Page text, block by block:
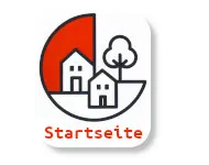
Inhalt
springen